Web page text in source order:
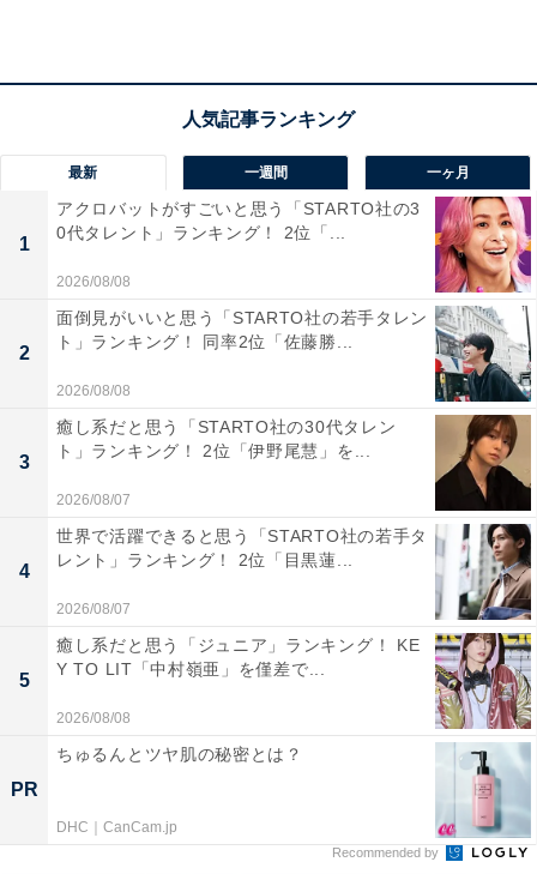
愛媛県の県庁所在地であり、四国最大の人口を擁する都
市です。日本最古の温泉として有名な「道後温泉」や、
日本で12基しか残っていない現存12天守の一つである
「松山城」を擁する観光都市でもあります。中心部は賑
わいを見せますが、市全体としては落ち着いた雰囲気が
保たれており、教育機関も充実しています。防犯カメラ
の設置や警察のパトロールが効果的に機能しており、都
市機能の利便性と、地方都市らしい安心感が両立してい
ると認識されています。
回答者からは「観光地で警備をしっかりしていそうだか
らです」（20代男性／東京都）、「のどかな環境で子ど
もや高齢者も住みやすいイメージがあるからです」（30
代女性／宮城県）、「市街地でも夜間は比較的安全。道
後温泉周辺や観光地も治安は良いです」（20代男性／岡
※回答者からのコメントは原文ママです
All About ニュースの編集者。オールアバウトに入社後、SNSトレン
ドにフォーカスした記事執筆やSEOライティングの経験を経て、の
最新 一週間 一ヶ月
1
アクロバットがすごいと思う「STARTO社の3
0代タレント」ランキング！ 2位「...
2026/08/08
2
面倒見がいいと思う「STARTO社の若手タレン
ト」ランキング！ 同率2位「佐藤勝...
2026/08/08
3
癒し系だと思う「STARTO社の30代タレン
ト」ランキング！ 2位「伊野尾慧」を...
2026/08/07
4
世界で活躍できると思う「STARTO社の若手タ
レント」ランキング！ 2位「目黒蓮...
2026/08/07
5
癒し系だと思う「ジュニア」ランキング！ KE
Y TO LIT「中村嶺亜」を僅差で...
2026/08/08
PR
ちゅるんとツヤ肌の秘密とは？
DHC｜CanCam.jp
Recommended by